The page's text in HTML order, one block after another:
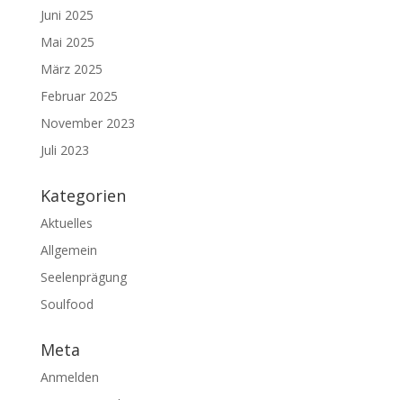
Juni 2025
Mai 2025
März 2025
Februar 2025
November 2023
Juli 2023
Kategorien
Aktuelles
Allgemein
Seelenprägung
Soulfood
Meta
Anmelden